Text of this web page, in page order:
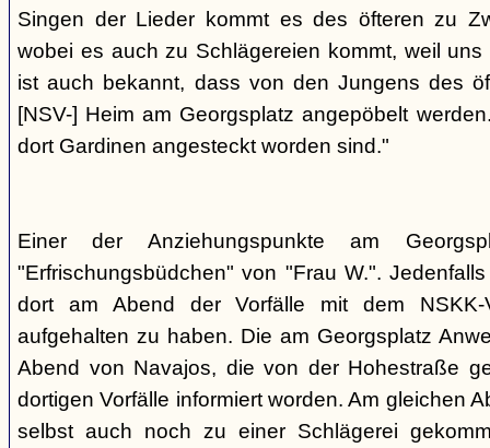
Singen der Lieder kommt es des öfteren zu
wobei es auch zu Schlägereien kommt, weil
ist auch bekannt, dass von den Jungens des
[NSV-] Heim am Georgsplatz angepöbelt
dort Gardinen angesteckt worden sind."
Einer der Anziehungspunkte am
"Erfrischungsbüdchen" von "Frau W.".
dort am Abend der Vorfälle mit dem NSKK-
aufgehalten zu haben. Die am Georgsplatz
Abend von Navajos, die von der Hohestraße
dortigen Vorfälle informiert worden. Am gleichen
selbst auch noch zu einer Schlägerei